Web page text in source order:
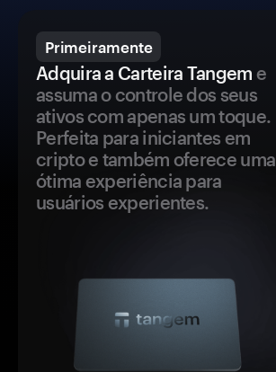
Primeiramente
Adquira a Carteira Tangem e
assuma o controle dos seus
ativos com apenas um toque.
Perfeita para iniciantes em
cripto e também oferece uma
ótima experiência para
usuários experientes.